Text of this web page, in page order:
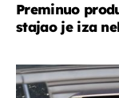
Preminuo
stajao je iza